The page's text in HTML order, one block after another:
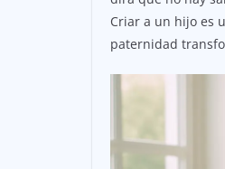
Criar a un hijo es
paternidad